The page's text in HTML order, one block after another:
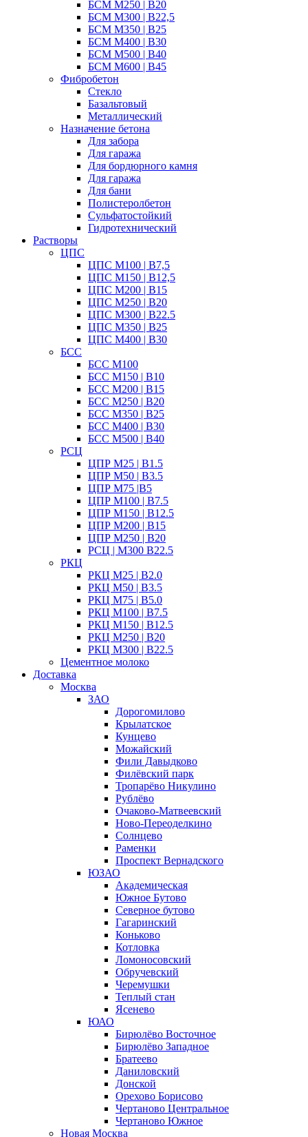
БСМ М250 | B20
БСМ M300 | B22,5
БСМ M350 | B25
БСМ М400 | B30
БСМ M500 | B40
БСМ M600 | B45
Фибробетон
Стекло
Базальтовый
Металлический
Назначение бетона
Для забора
Для гаража
Для бордюрного камня
Для гаража
Для бани
Полистеролбетон
Сульфатостойкий
Гидротехнический
Растворы
ЦПС
ЦПС М100 | B7,5
ЦПС М150 | B12,5
ЦПС М200 | B15
ЦПС М250 | B20
ЦПС М300 | B22.5
ЦПС М350 | B25
ЦПС М400 | B30
БСС
БСС М100
БСС М150 | B10
БСС М200 | B15
БСС М250 | B20
БСС М350 | B25
БСС М400 | B30
БСС М500 | B40
РСЦ
ЦПР М25 | B1.5
ЦПР М50 | B3.5
ЦПР М75 |B5
ЦПР М100 | B7.5
ЦПР М150 | B12.5
ЦПР М200 | B15
ЦПР М250 | B20
РСЦ | М300 B22.5
РКЦ
РКЦ М25 | B2.0
РКЦ М50 | B3.5
РКЦ М75 | B5.0
РКЦ М100 | B7.5
РКЦ М150 | B12.5
РКЦ М250 | B20
РКЦ М300 | B22.5
Цементное молоко
Доставка
Москва
ЗАО
Дорогомилово
Крылатское
Кунцево
Можайский
Фили Давыдково
Филёвский парк
Тропарёво Никулино
Рублёво
Очаково-Матвеевский
Ново-Переоделкино
Солнцево
Раменки
Проспект Вернадского
ЮЗАО
Академическая
Южное Бутово
Северное бутово
Гагаринский
Коньково
Котловка
Ломоносовский
Обручевский
Черемушки
Теплый стан
Ясенево
ЮАО
Бирюлёво Восточное
Бирюлёво Западное
Братеево
Даниловский
Донской
Орехово Борисово
Чертаново Центральное
Чертаново Южное
Новая Москва